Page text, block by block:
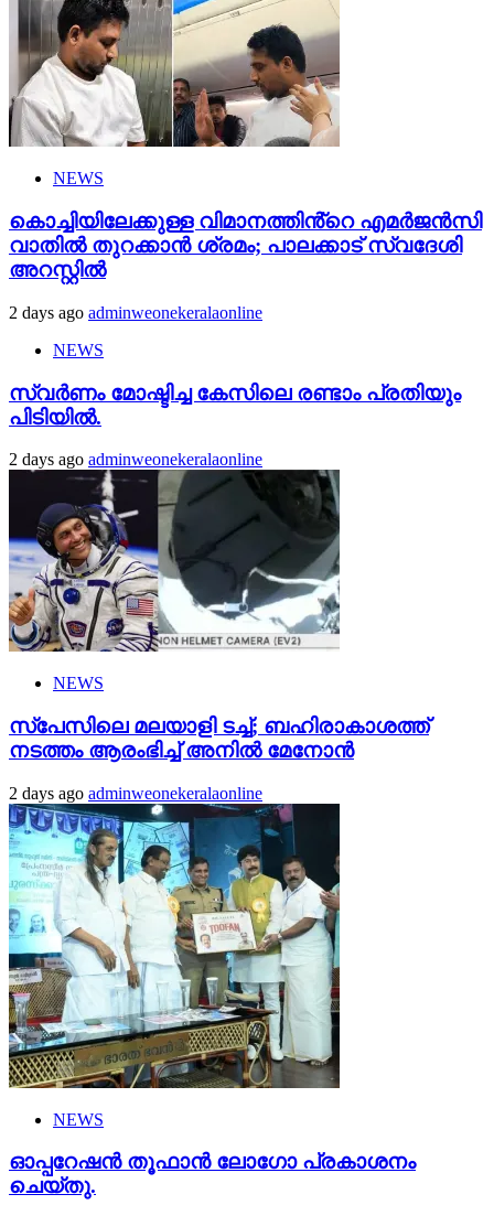
NEWS
കൊച്ചിയിലേക്കുള്ള വിമാനത്തിൻ്റെ എമര്‍ജന്‍സി
വാതില്‍ തുറക്കാന്‍ ശ്രമം; പാലക്കാട് സ്വദേശി
അറസ്റ്റില്‍
2 days ago adminweonekeralaonline
NEWS
സ്വർണം മോഷ്ടിച്ച കേസിലെ രണ്ടാം പ്രതിയും
പിടിയിൽ.
2 days ago adminweonekeralaonline
NEWS
സ്‌പേസിലെ മലയാളി ടച്ച്; ബഹിരാകാശത്ത്
നടത്തം ആരംഭിച്ച് അനില്‍ മേനോന്‍
2 days ago adminweonekeralaonline
NEWS
ഓപ്പറേഷൻ തൂഫാൻ ലോഗോ പ്രകാശനം
ചെയ്തു.